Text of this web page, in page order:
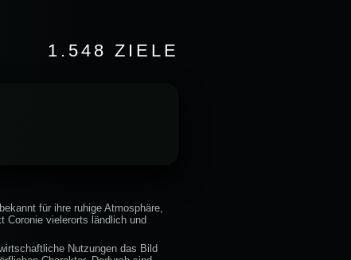
1.548 ZIELE
für ihre ruhige Atmosphäre,
Coronie vielerorts ländlich und
Nutzungen das Bild